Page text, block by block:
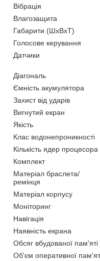
Вібрація
Влагозащита
Габарити (ШхВхТ)
Голосове керування
Датчики
Діагональ
Ємність акумулятора
Захист від ударів
Вигнутий екран
Якість
Клас водонепроникності
Кількість ядер процесора
Комплект
Матеріал браслета/
ремінця
Матеріал корпусу
Моніторинг
Навігація
Наявність екрана
Обсяг вбудованої пам'яті
Об'єм оперативної